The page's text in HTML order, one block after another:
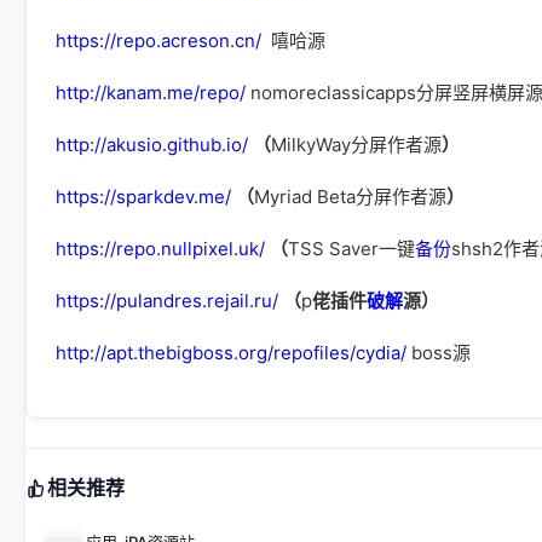
https://repo.acreson.cn/ 嘻哈源
http://kanam.me/repo/ nomoreclassicapps分屏竖屏横屏源
http://akusio.github.io/ （MilkyWay分屏作者源）
https://sparkdev.me/ （Myriad Beta分屏作者源）
https://repo.nullpixel.uk/ （TSS Saver一键备份shsh2作
https://pulandres.rejail.ru/ （p佬插件破解源）
http://apt.thebigboss.org/repofiles/cydia/ boss源
相关推荐